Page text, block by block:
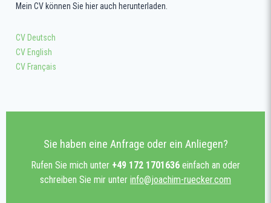
Mein CV können Sie hier auch herunterladen.
CV Deutsch
CV English
CV Français
Sie haben eine Anfrage oder ein Anliegen?
Rufen Sie mich unter +49 172 1701636 einfach an oder
schreiben Sie mir unter info@joachim-ruecker.com